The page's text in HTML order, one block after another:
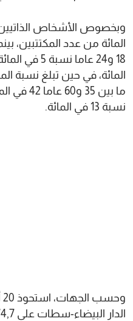
المائة من عدد المكتتبين،
المائة، في حين تبلغ نسبة
ما بين
نسبة 13 في المائة.